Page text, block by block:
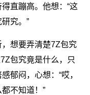
直蹦高。他想：“这
究。”
想要弄清楚7Z包究
包究竟是什么，只
郁闷，心想：“哎，
不知道！”